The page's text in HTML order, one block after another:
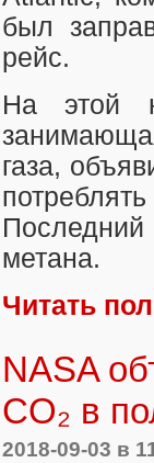
был
рейс.
На этой
газа,
метана.
Читать
NASA
CO₂ в
2018-09-03 в